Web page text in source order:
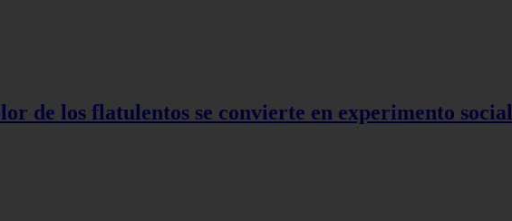
de los flatulentos se convierte en experimento social